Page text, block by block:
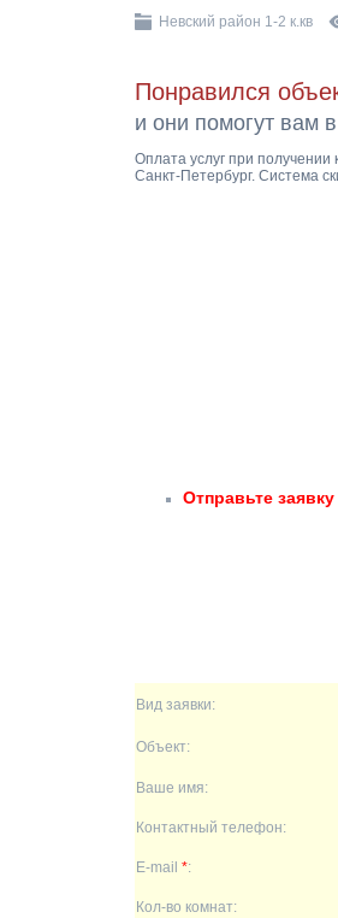
Невский район 1-2 к.кв
Понравился
и они помогут вам
Оплата услуг при получении
Санкт-Петербург. Система
Отправьте заявку
Вид заявки:
Объект:
Ваше имя:
Контактный телефон:
E-mail *:
Кол-во комнат: